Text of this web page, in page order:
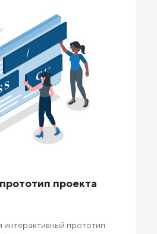
проекта
интерактивный прототип.